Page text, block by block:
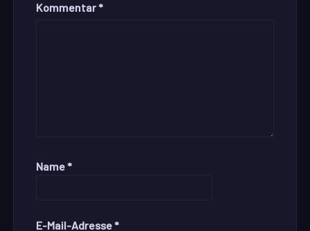
Kommentar *
Name *
E-Mail-Adresse *